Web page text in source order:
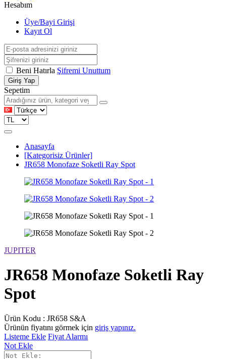
Hesabım
Üye/Bayi Girişi
Kayıt Ol
Beni Hatırla Şifremi Unuttum
Giriş Yap
Sepetim
Anasayfa
[Kategorisiz Ürünler]
JR658 Monofaze Soketli Ray Spot
JUPITER
JR658 Monofaze Soketli Ray
Spot
Ürün Kodu : JR658 S&A
Ürünün fiyatını görmek için giriş yapınız.
Listeme Ekle Fiyat Alarmı
Not Ekle